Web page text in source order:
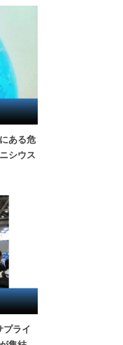
ある危
シウス
プライ